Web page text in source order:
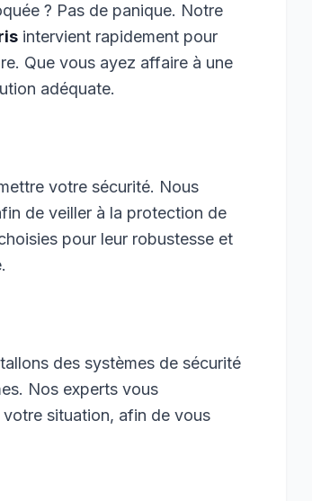
? Pas de panique. Notre
intervient rapidement pour
Que vous ayez affaire à une
adéquate.
votre sécurité. Nous
de veiller à la protection de
pour leur robustesse et
des systèmes de sécurité
Nos experts vous
situation, afin de vous